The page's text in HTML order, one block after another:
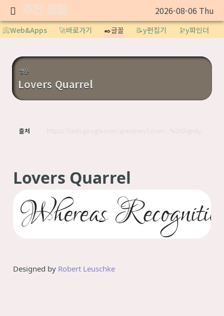
2026-08-06 Thu
📀Web&Apps 🚀바로가기 ✒️글꼴 📝y편집기 🔭y파인더
영문
Lovers Quarrel
출처 https://fonts.google.com/specimen/Lovers...%20Dignity
Lovers Quarrel
Designed by Robert Leuschke
Sketchbook5, 스케치북5
Sketchbook5, 스케치북5